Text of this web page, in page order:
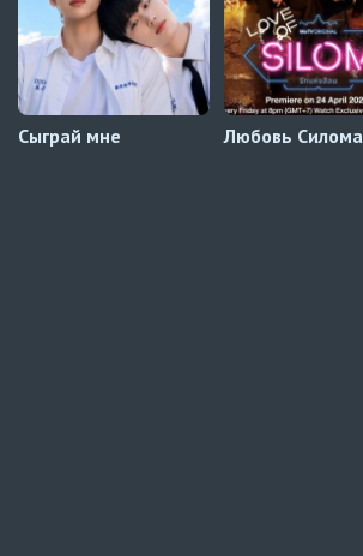
Сыграй мне Любовь Силома